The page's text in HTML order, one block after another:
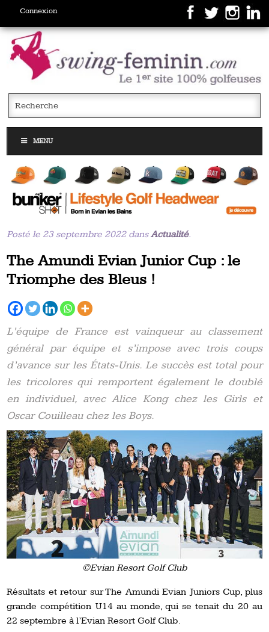
Connexion
MENU
Posté le 23 septembre 2022 dansActualité.
The Amundi Evian Junior Cup : le
Triomphe des Bleus !
L’équipe de France est vainqueur au classement
général par équipe et s’impose avec trois coups
d’avance sur les États-Unis. Le succès est total pour
les tricolores qui remportent également le doublé
en individuel, avec Alice Kong chez les Girls et
Oscar Couilleau chez les Boys.
©Evian Resort Golf Club
Résultats et retour sur The Amundi Evian Juniors Cup, plus
grande compétition U14 au monde, qui se tenait du 20 au
22 septembre à l’Evian Resort Golf Club.